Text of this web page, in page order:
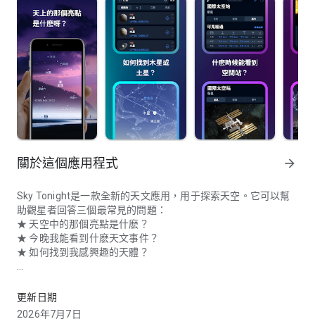
關於這個應用程式 arrow_forward
Sky Tonight是一款全新的天文應用，用于探索天空。它可以幫
助觀星者回答三個最常見的問題：
★ 天空中的那個亮點是什麽？
★ 今晚我能看到什麽天文事件？
★ 如何找到我感興趣的天體？
的觀星工具，專為具有不同需求和願望的觀察者而設計。您可以
調整星座的外觀、為任何天文事件置設提醒、探索獨特的相對于
觀察者軌迹、設置亮度限制以篩選空間物體等等。
更新日期
2026年7月7日